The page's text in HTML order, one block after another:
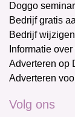
Doggo
Bedrijf gratis
Bedrijf wijzigen
Informatie
Adverteren op
Adverteren
Volg ons